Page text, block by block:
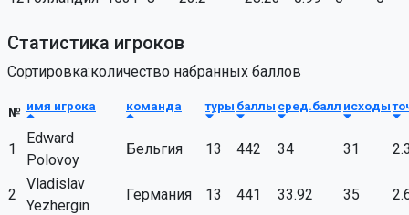
Статистика игроков
Сортировка:количество набранных баллов
№ имя игрока команда туры баллы сред.балл исходы
1
Edward
Polovoy
Бельгия 13 442 34 31
2
Vladislav
Yezhergin
Германия 13 441 33.92 35